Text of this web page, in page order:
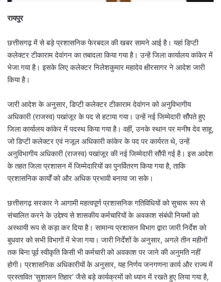
रायपुर
छत्तीसगढ़ में से बड़े प्रशासनिक फेरबदल की खबर सामने आई है। यहां डिप्टी
कलेक्टर टीकाराम देवांगन का तबादला किया गया है। उन्हें जिला कार्यालय कांकेर में
भेजा गया है। इसके लिए कलेक्टर निलेशकुमार महादेव क्षीरसागर ने आदेश जारी
किया है।
जारी आदेश के अनुसार, डिप्टी कलेक्टर टीकाराम देवांगन को अनुविभागीय
अधिकारी (राजस्व) पखांजूर के पद से हटाया गया। उन्हें नई जिम्मेदारी सौंपते हुए
जिला कार्यालय कांकेर में पदस्थ किया गया है। वहीं, उनके स्थान पर मनीष देव साहू,
जो डिप्टी कलेक्टर एवं नजूल अधिकारी कांकेर के पद पर कार्यरत थे, उन्हें
अनुविभागीय अधिकारी (राजस्व) पखांजूर की नई जिम्मेदारी सौंपी गई है। इस आदेश
के तहत जिला प्रशासन में जिम्मेदारियों का पुनर्वितरण किया गया है, ताकि
प्रशासनिक कार्यों को और अधिक प्रभावी बनाया जा सके।
छत्तीसगढ़ सरकार ने आगामी महत्वपूर्ण प्रशासनिक गतिविधियों को सुचारू रूप से
संचालित करने के उद्देश्य से शासकीय कर्मचारियों के अवकाश संबंधी नियमों को
अस्थायी रूप से कड़ा कर दिया है। सामान्य प्रशासन विभाग द्वारा जारी निर्देश को
बुधवार को सभी विभागों में भेजा गया। जारी निर्देशों के अनुसार, अगले तीन महीनों
तक बिना पूर्व स्वीकृति किसी भी कर्मचारी को अवकाश पर जाने की अनुमति नहीं
होगी। प्रशासनिक अधिकारीयों के अनुसार, यह निर्णय जनगणना कार्य और राज्य में
प्रस्तावित 'सुशासन तिहार' जैसे बड़े कार्यक्रमों को ध्यान में रखते हुए लिया गया है,